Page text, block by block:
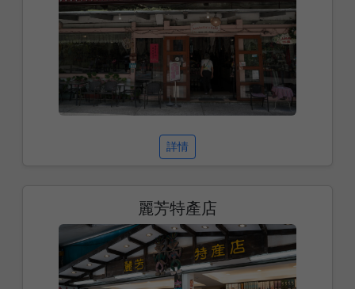
詳情
麗芳特產店